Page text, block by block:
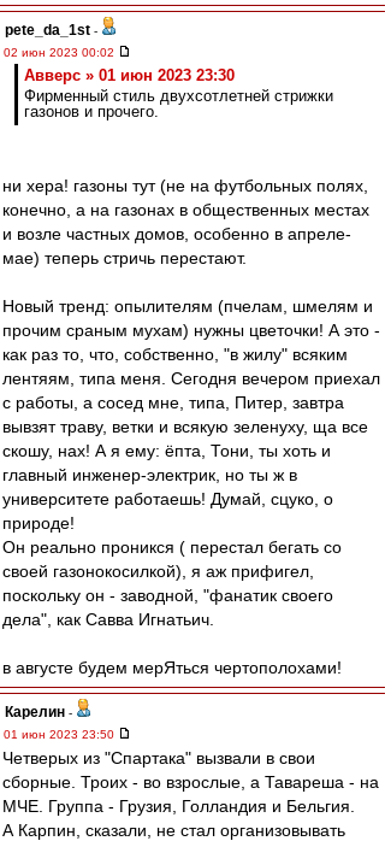
pete_da_1st -
02 июн 2023 00:02
Авверс » 01 июн 2023 23:30
Фирменный стиль двухсотлетней стрижки
газонов и прочего.
ни хера! газоны тут (не на футбольных полях,
конечно, а на газонах в общественных местах
и возле частных домов, особенно в апреле-
мае) теперь стричь перестают.
Новый тренд: опылителям (пчелам, шмелям и
прочим сраным мухам) нужны цветочки! А это -
как раз то, что, собственно, "в жилу" всяким
лентяям, типа меня. Сегодня вечером приехал
с работы, а сосед мне, типа, Питер, завтра
вывзят траву, ветки и всякую зеленуху, ща все
скошу, нах! А я ему: ёпта, Тони, ты хоть и
главный инженер-электрик, но ты ж в
университете работаешь! Думай, сцуко, о
природе!
Он реально проникся ( перестал бегать со
своей газонокосилкой), я аж прифигел,
поскольку он - заводной, "фанатик своего
дела", как Савва Игнатьич.
в августе будем мерЯться чертополохами!
Карелин -
01 июн 2023 23:50
Четверых из "Спартака" вызвали в свои
сборные. Троих - во взрослые, а Тавареша - на
МЧЕ. Группа - Грузия, Голландия и Бельгия.
А Карпин, сказали, не стал организовывать